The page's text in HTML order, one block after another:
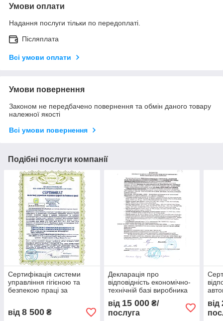
Умови оплати
Надання послуги тільки по передоплаті.
Післяплата
Всі умови оплати
Умови повернення
Законом не передбачено повернення та обмін даного товару
належної якості
Всі умови повернення
Подібні послуги компанії
Сертифікація системи
управління гігієною та
безпекою праці за
від 8 500 ₴
Декларація про
відповідність економічно-
технічній базі виробника
вимогам НПА охорони
праці
від 15 000₴/
послуга
від